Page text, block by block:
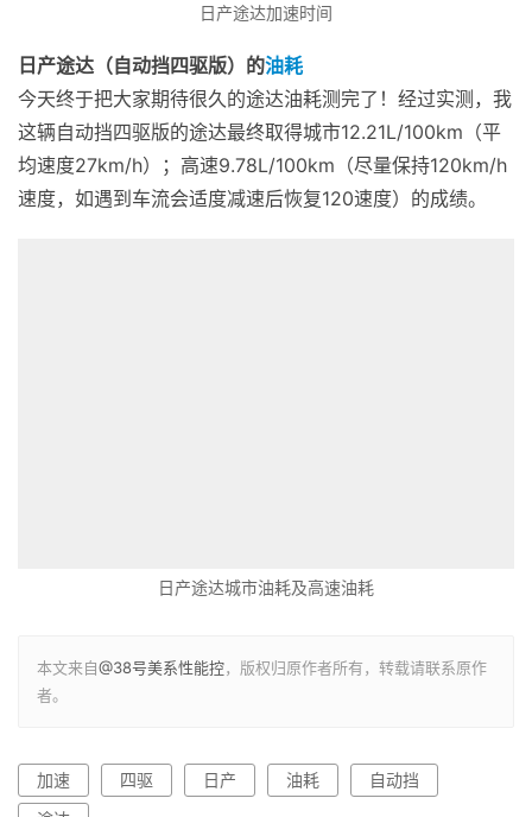
日产途达加速时间
日产途达（自动挡四驱版）的油耗
今天终于把大家期待很久的途达油耗测完了！经过实测，我
这辆自动挡四驱版的途达最终取得城市12.21L/100km（平
均速度27km/h）；高速9.78L/100km（尽量保持120km/h
速度，如遇到车流会适度减速后恢复120速度）的成绩。
日产途达城市油耗及高速油耗
本文来自@38号美系性能控，版权归原作者所有，转载请联系原作
者。
加速 四驱 日产 油耗
自动挡